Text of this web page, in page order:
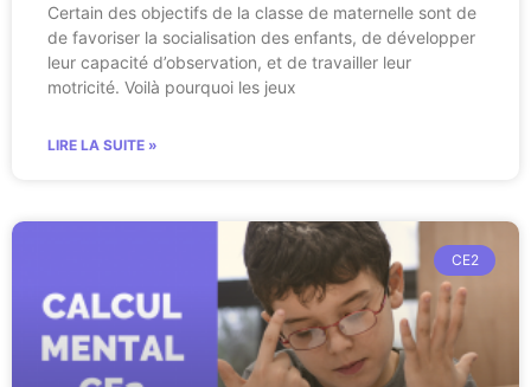
Certain des objectifs de la classe de maternelle sont de
de favoriser la socialisation des enfants, de développer
leur capacité d’observation, et de travailler leur
motricité. Voilà pourquoi les jeux
LIRE LA SUITE »
CE2